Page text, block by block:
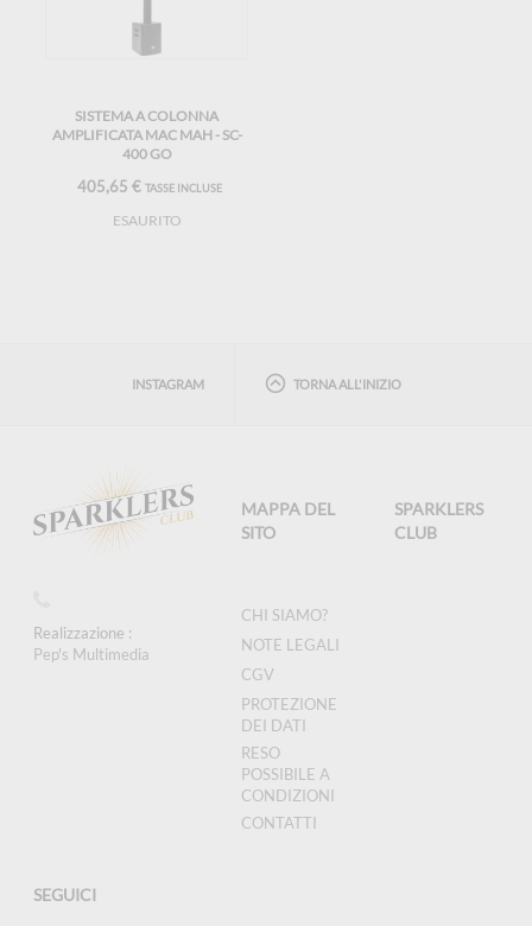
SISTEMA A COLONNA
AMPLIFICATA MAC MAH - SC-
400 GO
405,65 € TASSE INCLUSE
ESAURITO
INSTAGRAM TORNA ALL'INIZIO
Realizzazione :
Pep's Multimedia
MAPPA DEL
SITO
CHI SIAMO?
NOTE LEGALI
CGV
PROTEZIONE
DEI DATI
RESO
POSSIBILE A
CONDIZIONI
CONTATTI
SPARKLERS
CLUB
SEGUICI